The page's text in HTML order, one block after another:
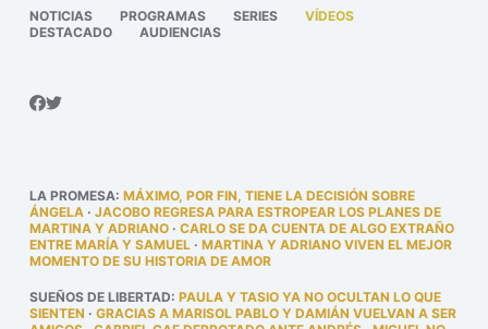
NOTICIAS PROGRAMAS SERIES
VÍDEOS
DESTACADO
AUDIENCIAS
LA PROMESA: MÁXIMO, POR FIN, TIENE LA DECISIÓN SOBRE
ÁNGELA· JACOBO REGRESA PARA ESTROPEAR LOS PLANES DE
MARTINA Y ADRIANO· CARLO SE DA CUENTA DE ALGO EXTRAÑO
ENTRE MARÍA Y SAMUEL· MARTINA Y ADRIANO VIVEN EL MEJOR
MOMENTO DE SU HISTORIA DE AMOR
SUEÑOS DE LIBERTAD: PAULA Y TASIO YA NO OCULTAN LO QUE
SIENTEN · GRACIAS A MARISOL PABLO Y DAMIÁN VUELVAN A SER